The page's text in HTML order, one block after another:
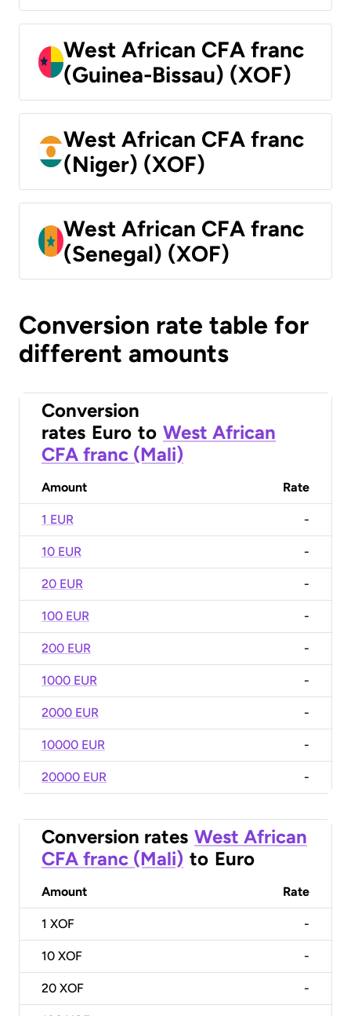
West African CFA franc
(Guinea-Bissau) (XOF)
West African CFA franc
(Niger) (XOF)
West African CFA franc
(Senegal) (XOF)
Conversion rate table for
different amounts
Conversion
rates Euro to West African
CFA franc (Mali)
Amount Rate
1 EUR -
10 EUR -
20 EUR -
100 EUR -
200 EUR -
1000 EUR -
2000 EUR -
10000 EUR -
20000 EUR -
Conversion rates West African
CFA franc (Mali) to Euro
Amount Rate
1 XOF -
10 XOF -
20 XOF -